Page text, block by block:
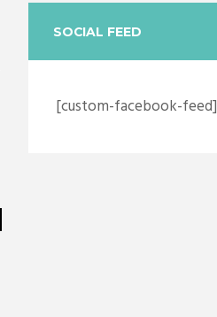
SOCIAL FEED
[custom-facebook-feed]